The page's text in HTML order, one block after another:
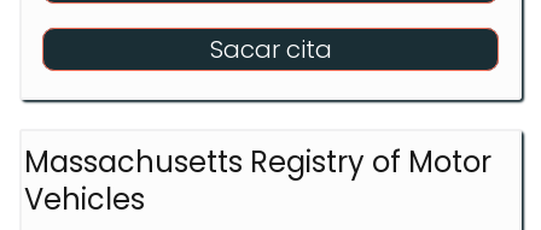
Sacar cita
Massachusetts Registry of Motor
Vehicles